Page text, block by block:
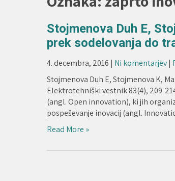
Stojmenova Duh E,
prek sodelovanja do
4. decembra, 2016 | Ni komentarjev|
Stojmenova Duh E, Stojmenova K,
Elektrotehniški vestnik 83(4), 209-
(angl. Open innovation), ki jih
pospeševanje inovacij (angl.
Read More »